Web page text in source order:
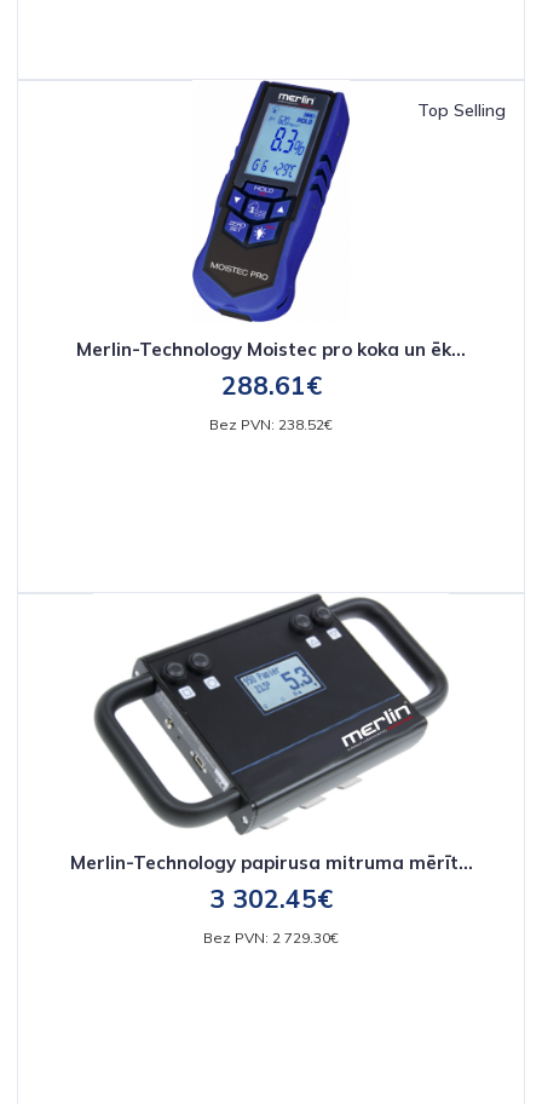
Top Selling
Merlin-Technology Moistec pro koka un ēk...
288.61€
Bez PVN: 238.52€
Merlin-Technology papirusa mitruma mērīt...
3 302.45€
Bez PVN: 2 729.30€